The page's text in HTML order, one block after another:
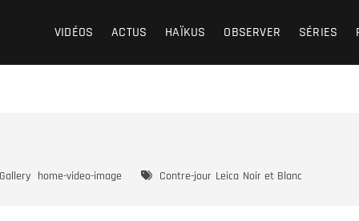
VIDÉOS ACTUS HAÏKUS OBSERVER SÉRIES
Gallery home-video-image Contre-jour Leica Noir et Blanc